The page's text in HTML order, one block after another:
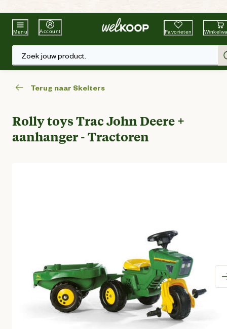
Beste WinkelketenTuin & Dier
Menu Account Favorieten
Zoek jouw product.
Terug naar Skelters
Rolly toys Trac John Deere +
aanhanger - Tractoren